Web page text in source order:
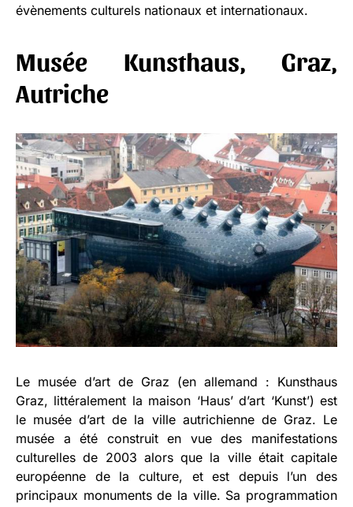
évènements culturels nationaux et internationaux.
Musée Kunsthaus, Graz,
Autriche
Le musée d’art de Graz (en allemand : Kunsthaus
Graz, littéralement la maison ‘Haus’ d’art ‘Kunst’) est
le musée d’art de la ville autrichienne de Graz. Le
musée a été construit en vue des manifestations
culturelles de 2003 alors que la ville était capitale
européenne de la culture, et est depuis l’un des
principaux monuments de la ville. Sa programmation